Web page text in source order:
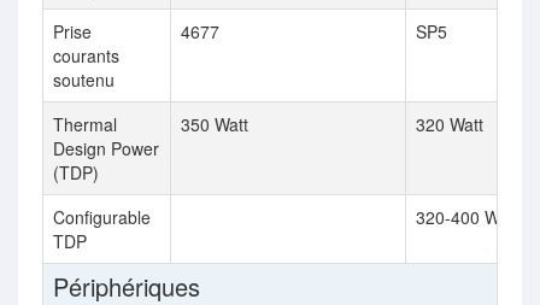
Prise
courants
soutenu
4677 SP5
Thermal
Design Power
(TDP)
350 Watt 320 Watt
Configurable
TDP
320-400 Watt
Périphériques